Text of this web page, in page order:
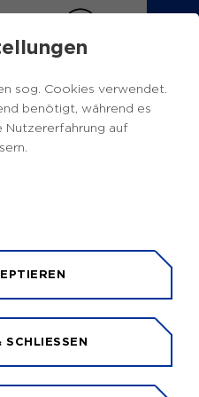
RUHR
zur
im Rahmen des
innovative
von Quartieren.
sog. Cookies verwendet.
benötigt, während es
Nutzererfahrung auf